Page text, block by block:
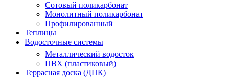
Сотовый поликарбонат
Монолитный поликарбонат
Профилированный
Теплицы
Водосточные системы
Металлический водосток
ПВХ (пластиковый)
Террасная доска (ДПК)